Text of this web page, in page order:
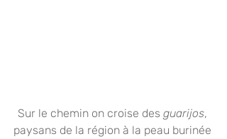
Sur le chemin on croise des guarijos,
paysans de la région à la peau burinée